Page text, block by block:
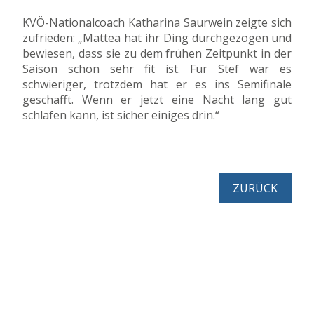
KVÖ-Nationalcoach Katharina Saurwein zeigte sich
zufrieden: „Mattea hat ihr Ding durchgezogen und
bewiesen, dass sie zu dem frühen Zeitpunkt in der
Saison schon sehr fit ist. Für Stef war es
schwieriger, trotzdem hat er es ins Semifinale
geschafft. Wenn er jetzt eine Nacht lang gut
schlafen kann, ist sicher einiges drin.“
ZURÜCK